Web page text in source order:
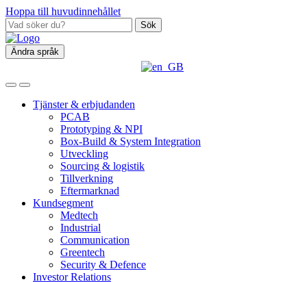
Hoppa till huvudinnehållet
Sök
Ändra språk
Tjänster & erbjudanden
PCAB
Prototyping & NPI
Box‑Build & System Integration
Utveckling
Sourcing & logistik
Tillverkning
Eftermarknad
Kundsegment
Medtech
Industrial
Communication
Greentech
Security & Defence
Investor Relations